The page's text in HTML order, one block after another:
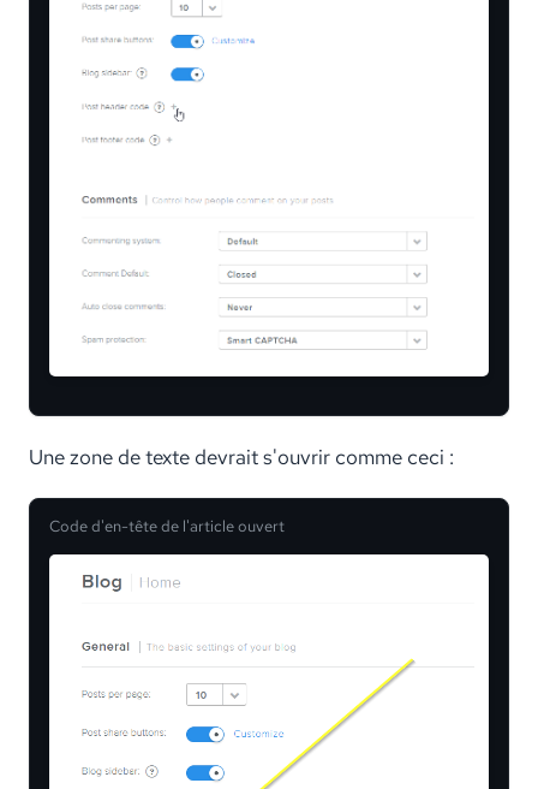
Une zone de texte devrait s'ouvrir comme ceci :
Code d'en-tête de l'article ouvert